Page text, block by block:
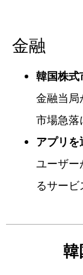
金融
韓国株式
金融当局
市場急落
アプリ
ユーザー
るサービ
韓